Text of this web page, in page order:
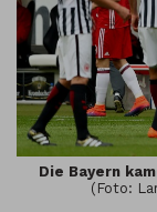
Die Bayern
(Foto: